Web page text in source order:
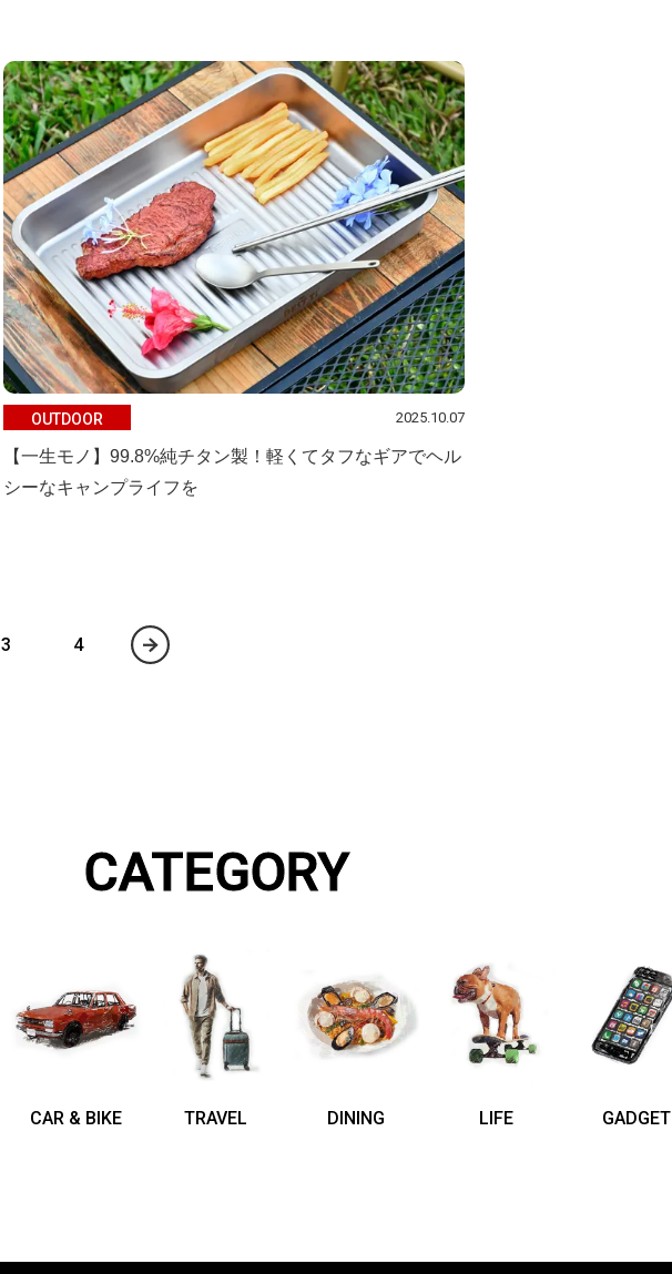
OUTDOOR 2025.10.07
【一生モノ】99.8%純チタン製！軽くてタフなギアでヘル
シーなキャンプライフを
3 4
CATEGORY
CAR & BIKE TRAVEL DINING LIFE GADGET